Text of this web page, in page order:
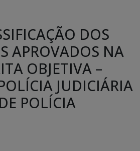
DOS
APROVADOS NA
OBJETIVA –
JUDICIÁRIA
POLÍCIA